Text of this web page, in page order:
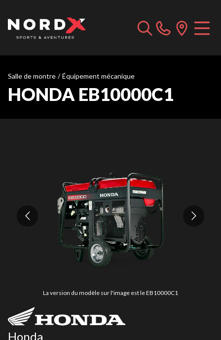
Salle de montre / Équipement mécanique
HONDA EB10000C1
La version du modèle sur l'image est le EB10000C1
Honda